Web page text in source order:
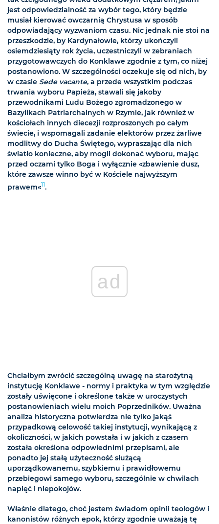
jest odpowiedzialność za wybór tego, który będzie
musiał kierować owczarnią Chrystusa w sposób
odpowiadający wyzwaniom czasu. Nic jednak nie stoi na
przeszkodzie, by Kardynałowie, którzy ukończyli
osiemdziesiąty rok życia, uczestniczyli w zebraniach
przygotowawczych do Konklawe zgodnie z tym, co niżej
postanowiono. W szczególności oczekuje się od nich, by
w czasie Sede vacante, a przede wszystkim podczas
trwania wyboru Papieża, stawali się jakoby
przewodnikami Ludu Bożego zgromadzonego w
Bazylikach Patriarchalnych w Rzymie, jak również w
kościołach innych diecezji rozproszonych po całym
świecie, i wspomagali zadanie elektorów przez żarliwe
modlitwy do Ducha Świętego, wypraszając dla nich
światło konieczne, aby mogli dokonać wyboru, mając
przed oczami tylko Boga i wyłącznie «zbawienie dusz,
które zawsze winno być w Kościele najwyższym
prawem«11.
ad
Chciałbym zwrócić szczególną uwagę na starożytną
instytucję Konklawe - normy i praktyka w tym względzie
zostały uświęcone i określone także w uroczystych
postanowieniach wielu moich Poprzedników. Uważna
analiza historyczna potwierdza nie tylko jakąś
przypadkową celowość takiej instytucji, wynikającą z
okoliczności, w jakich powstała i w jakich z czasem
została określona odpowiednimi przepisami, ale
ponadto jej stałą użyteczność służącą
uporządkowanemu, szybkiemu i prawidłowemu
przebiegowi samego wyboru, szczególnie w chwilach
napięć i niepokojów.
Właśnie dlatego, choć jestem świadom opinii teologów i
kanonistów różnych epok, którzy zgodnie uważają tę